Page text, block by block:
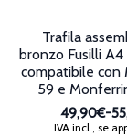
Trafila
bronzo Fusilli
compatibile con
59 e
49,90€-
IVA incl., se